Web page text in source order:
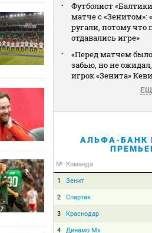
Футболист
матче с «Зенитом»:
ругали, потому что
отдавались игре»
«Перед матчем
забью, но не
игрок «Зенита»
АЛЬФА-БАНК
№ Команда
1 Зенит
2 Спартак
3 Краснодар
4 Динамо Мх